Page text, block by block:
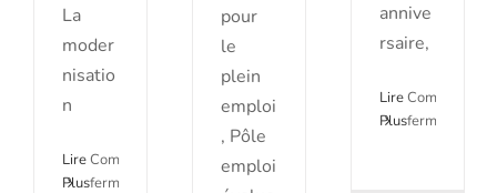
La
moder
nisatio
n
Lire
Plus
Commentaires
fermés
annive
rsaire,
Lire
Plusfermés
pour
le
plein
emploi
, Pôle
emploi